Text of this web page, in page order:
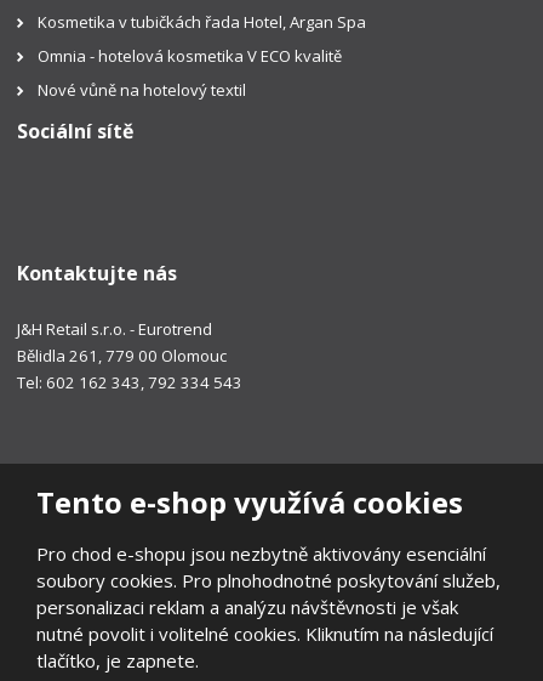
Tento e-shop využívá cookies
Pro chod e-shopu jsou nezbytně aktivovány esenciální
soubory cookies. Pro plnohodnotné poskytování služeb,
personalizaci reklam a analýzu návštěvnosti je však
nutné povolit i volitelné cookies. Kliknutím na následující
tlačítko, je zapnete.
Kosmetika v tubičkách řada Hotel, Argan Spa
Omnia - hotelová kosmetika V ECO kvalitě
Nové vůně na hotelový textil
Sociální sítě
Kontaktujte nás
J&H Retail s.r.o. - Eurotrend
Bělidla 261, 779 00 Olomouc
Tel: 602 162 343, 792 334 543